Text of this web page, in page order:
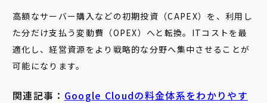
高額なサーバー購入などの初期投資（CAPEX）を、利用し
た分だけ支払う変動費（OPEX）へと転換。ITコストを最
適化し、経営資源をより戦略的な分野へ集中させることが
可能になります。
関連記事： Google Cloudの料金体系をわかりやす